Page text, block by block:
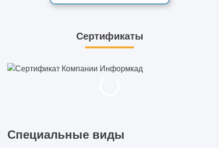
Сертификаты
Специальные виды